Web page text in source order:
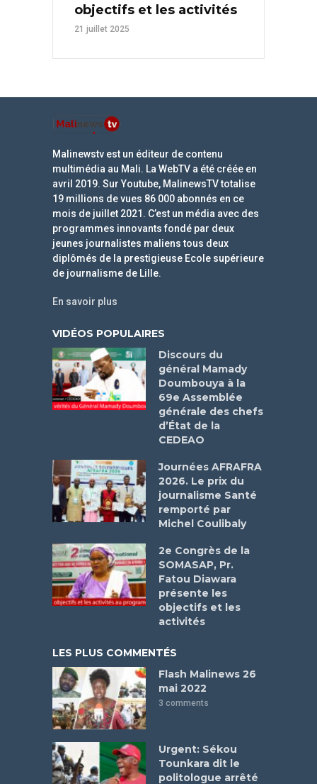
objectifs et les activités
21 juillet 2025
Malinewstv est un éditeur de contenu
multimédia au Mali. La WebTV a été créée en
avril 2019. Sur Youtube, MalinewsTV totalise
19 millions de vues 86 000 abonnés en ce
mois de juillet 2021. C’est un média avec des
programmes innovants fondé par deux
jeunes journalistes maliens tous deux
diplômés de la prestigieuse Ecole supérieure
de journalisme de Lille.
En savoir plus
VIDÉOS POPULAIRES
Discours du
général Mamady
Doumbouya à la
69e Assemblée
générale des chefs
d’État de la
CEDEAO
Journées AFRAFRA
2026. Le prix du
journalisme Santé
remporté par
Michel Coulibaly
2e Congrès de la
SOMASAP, Pr.
Fatou Diawara
présente les
objectifs et les
activités
LES PLUS COMMENTÉS
Flash Malinews 26
mai 2022
3 comments
Urgent: Sékou
Tounkara dit le
politologue arrêté